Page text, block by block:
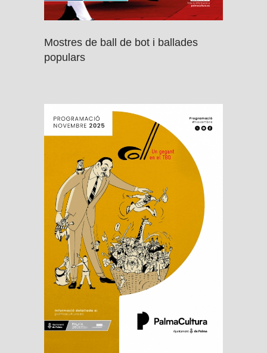
Mostres de ball de bot i ballades
populars